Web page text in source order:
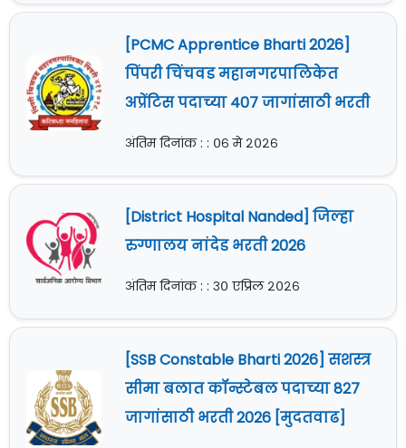
[PCMC Apprentice Bharti 2026]
पिंपरी चिंचवड महानगरपालिकेत
अप्रेंटिस पदाच्या 407 जागांसाठी भरती
अंतिम दिनांक : : ०६ मे २०२६
[District Hospital Nanded] जिल्हा
रुग्णालय नांदेड भरती 2026
अंतिम दिनांक : : ३० एप्रिल २०२६
[SSB Constable Bharti 2026] सशस्त्र
सीमा बलात कॉन्स्टेबल पदाच्या 827
जागांसाठी भरती 2026 [मुदतवाढ]